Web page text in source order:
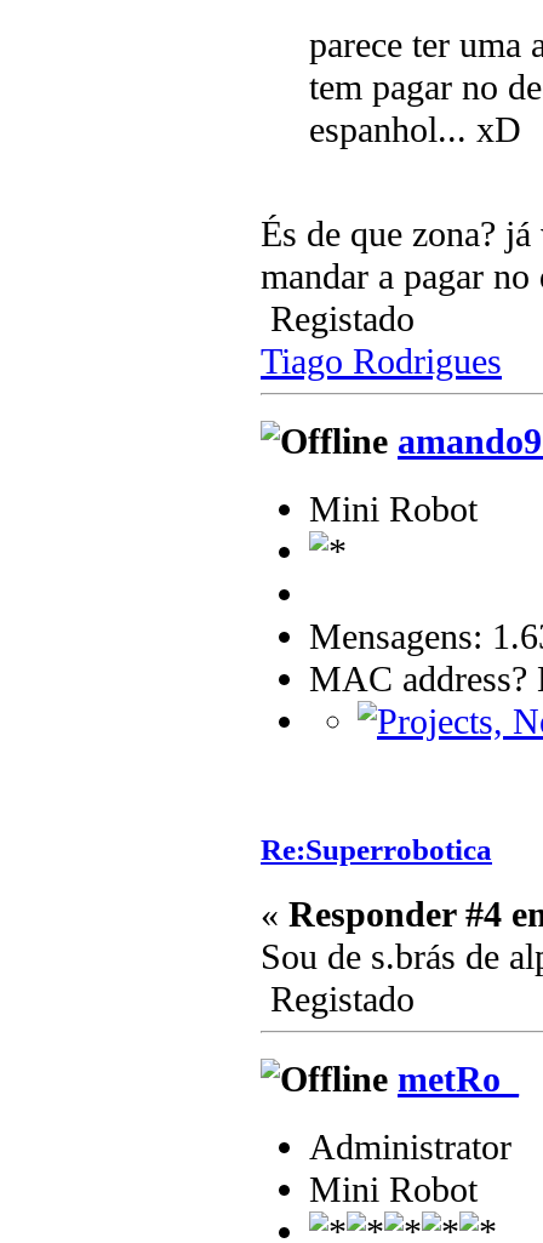
parece ter uma
tem pagar no
espanhol... xD
És de que zona?
mandar a pagar
Registado
Tiago Rodrigues
Mini Robot
Mensagens:
MAC
Re:Superrobotica
« Responder #4
Sou de s.brás de
Registado
metRo_
Administrator
Mini Robot